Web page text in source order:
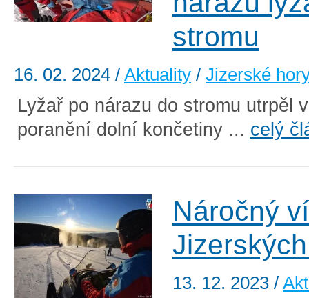
stromu
16. 02. 2024 / Aktuality / Jizerské
Lyžař po nárazu do stromu utrpěl
poranění dolní končetiny ... celý
Náročný
13. 12. 2023 /